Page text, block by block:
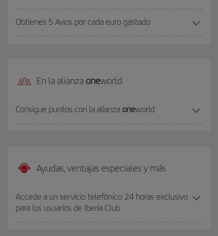
Obtienes 5 Avios por cada euro gastado
En la alianza oneworld
Consigue puntos con la alianza oneworld
Ayudas, ventajas especiales y más
Accede a un servicio telefónico 24 horas exclusivo
para los usuarios de Iberia Club